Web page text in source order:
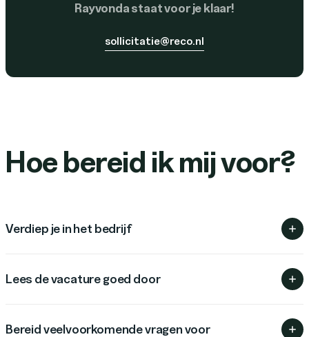
Rayvonda staat voor je klaar!
sollicitatie@reco.nl
Hoe bereid ik mij voor?
Verdiep je in het bedrijf
Lees de vacature goed door
Bereid veelvoorkomende vragen voor